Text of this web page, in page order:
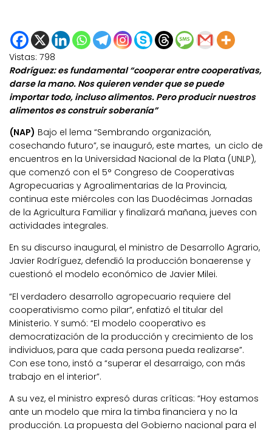
Vistas: 798
Rodríguez: es fundamental “cooperar entre cooperativas,
darse la mano. Nos quieren vender que se puede
importar todo, incluso alimentos. Pero producir nuestros
alimentos es construir soberanía”
(NAP) Bajo el lema “Sembrando organización,
cosechando futuro”, se inauguró, este martes, un ciclo de
encuentros en la Universidad Nacional de la Plata (UNLP),
que comenzó con el 5° Congreso de Cooperativas
Agropecuarias y Agroalimentarias de la Provincia,
continua este miércoles con las Duodécimas Jornadas
de la Agricultura Familiar y finalizará mañana, jueves con
actividades integrales.
En su discurso inaugural, el ministro de Desarrollo Agrario,
Javier Rodríguez, defendió la producción bonaerense y
cuestionó el modelo económico de Javier Milei.
“El verdadero desarrollo agropecuario requiere del
cooperativismo como pilar”, enfatizó el titular del
Ministerio. Y sumó: “El modelo cooperativo es
democratización de la producción y crecimiento de los
individuos, para que cada persona pueda realizarse”.
Con ese tono, instó a “superar el desarraigo, con más
trabajo en el interior”.
A su vez, el ministro expresó duras críticas: “Hoy estamos
ante un modelo que mira la timba financiera y no la
producción. La propuesta del Gobierno nacional para el